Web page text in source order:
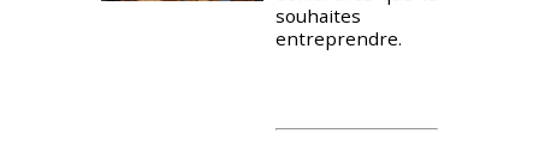
souhaites
entreprendre.